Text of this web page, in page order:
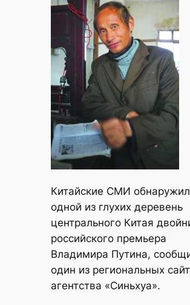
Китайские СМИ
одной из глухих деревень
центрального Китая
российского премьера
Владимира Путина,
один из региональных
агентства «Синьхуа».